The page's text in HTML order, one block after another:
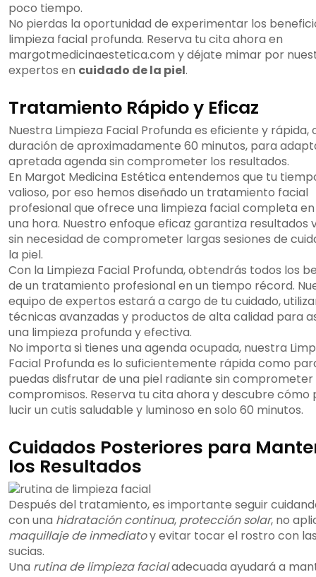
poco tiempo.
No pierdas la oportunidad de experimentar los
limpieza facial profunda. Reserva tu cita ahora en
margotmedicinaestetica.com y déjate mimar por
expertos en cuidado de la piel.
Tratamiento Rápido y Eficaz
Nuestra Limpieza Facial Profunda es eficiente y rápida,
duración de aproximadamente 60 minutos, para
apretada agenda sin comprometer los resultados.
En Margot Medicina Estética entendemos que tu
valioso, por eso hemos diseñado un tratamiento facial
profesional que ofrece una limpieza facial completa
una hora. Nuestro enfoque eficaz garantiza resultados
sin necesidad de comprometer largas sesiones de
la piel.
Con la Limpieza Facial Profunda, obtendrás todos los
de un tratamiento profesional en un tiempo récord.
equipo de expertos estará a cargo de tu cuidado,
técnicas avanzadas y productos de alta calidad para
una limpieza profunda y efectiva.
No importa si tienes una agenda ocupada, nuestra
Facial Profunda es lo suficientemente rápida como
puedas disfrutar de una piel radiante sin
compromisos. Reserva tu cita ahora y descubre cómo
lucir un cutis saludable y luminoso en solo 60 minutos.
Cuidados Posteriores para
los Resultados
Después del tratamiento, es importante seguir
con una hidratación continua, protección solar, no
maquillaje de inmediatoy evitar tocar el rostro con
sucias.
Una rutina de limpieza facialadecuada ayudará a